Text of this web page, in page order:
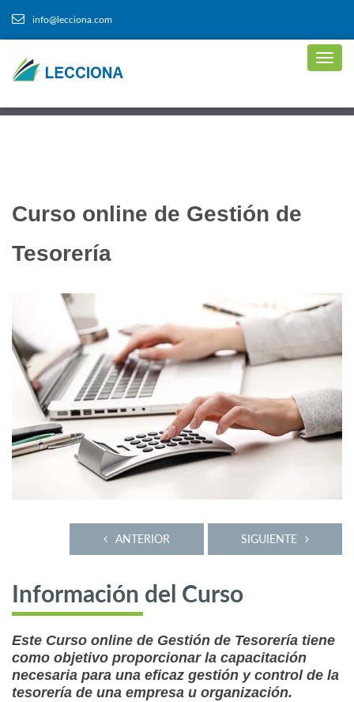
info@lecciona.com
Curso online de Gestión de
Tesorería
SIGUIENTE
ANTERIOR
Información del Curso
Este Curso online de Gestión de Tesorería tiene
como objetivo proporcionar la capacitación
necesaria para una eficaz gestión y control de la
tesorería de una empresa u organización.